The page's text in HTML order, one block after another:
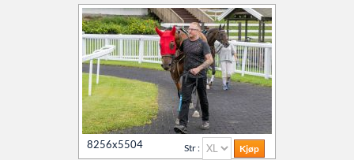
8256x5504 Str :